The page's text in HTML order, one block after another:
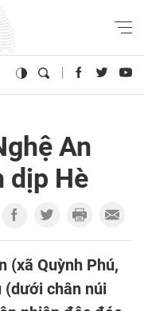
An
dịp Hè
(xã Quỳnh Phú,
(dưới chân núi